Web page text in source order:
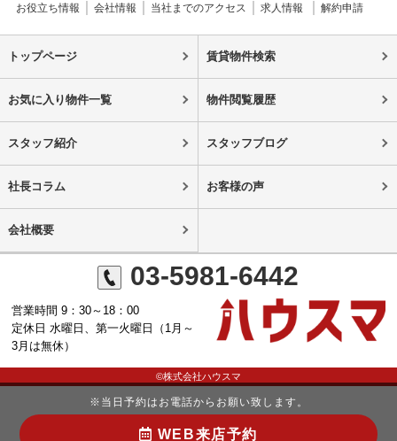
お役立ち情報
会社情報 当社までのアクセス 求人情報 解約申請
トップページ 賃貸物件検索
お気に入り物件一覧 物件閲覧履歴
スタッフ紹介 スタッフブログ
社長コラム お客様の声
会社概要
03-5981-6442
営業時間 9：30～18：00
定休日 水曜日、第一火曜日（1月～
3月は無休）
©株式会社ハウスマ
※当日予約はお電話からお願い致します。
WEB来店予約